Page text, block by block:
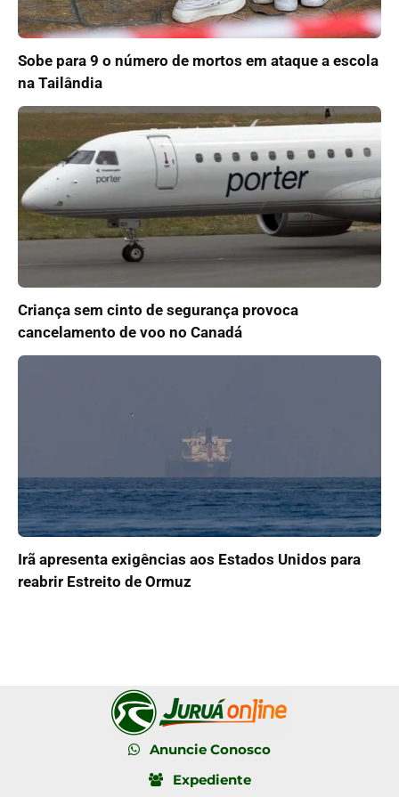
Sobe para 9 o número de mortos em ataque a escola
na Tailândia
Criança sem cinto de segurança provoca
cancelamento de voo no Canadá
Irã apresenta exigências aos Estados Unidos para
reabrir Estreito de Ormuz
Anuncie Conosco
Expediente